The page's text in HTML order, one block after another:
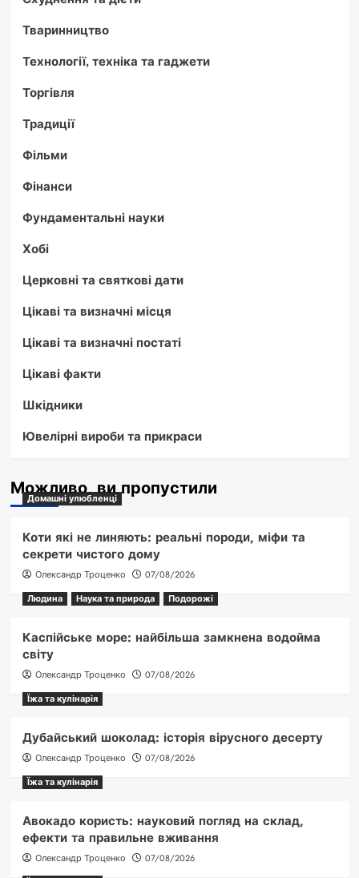
Тваринництво
Технології, техніка та гаджети
Торгівля
Традиції
Фільми
Фінанси
Фундаментальні науки
Хобі
Церковні та святкові дати
Цікаві та визначні місця
Цікаві та визначні постаті
Цікаві факти
Шкідники
Ювелірні вироби та прикраси
Можливо, ви пропустили
Домашні улюбленці
Коти які не линяють: реальні породи, міфи та
секрети чистого дому
Олександр Троценко
07/08/2026
Людина
Наука та природа Подорожі
Каспійське море: найбільша замкнена водойма
світу
Олександр Троценко
07/08/2026
Їжа та кулінарія
Дубайський шоколад: історія вірусного десерту
Олександр Троценко
07/08/2026
Їжа та кулінарія
Авокадо користь: науковий погляд на склад,
ефекти та правильне вживання
Олександр Троценко
07/08/2026